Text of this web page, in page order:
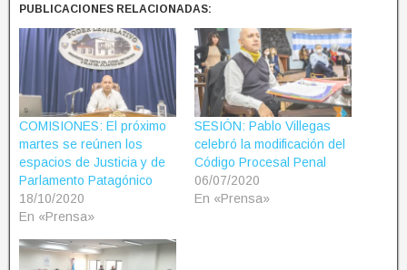
PUBLICACIONES RELACIONADAS:
COMISIONES: El próximo
martes se reúnen los
espacios de Justicia y de
Parlamento Patagónico
18/10/2020
En «Prensa»
SESIÓN: Pablo Villegas
celebró la modificación del
Código Procesal Penal
06/07/2020
En «Prensa»